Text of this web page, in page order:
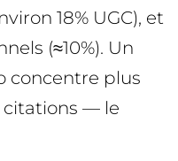
18% UGC), et
(≈10%). Un
concentre plus
citations — le